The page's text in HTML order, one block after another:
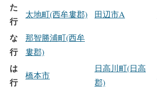
た
行
太地町(西牟婁郡) 田辺市A
な
行
那智勝浦町(西牟
婁郡)
は
行
橋本市
日高川町(日高
郡)